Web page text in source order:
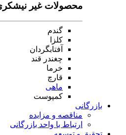
محصولات غیر
گندم
کلزا
آفتابگردان
چغندر قند
خرما
قارچ
ماهی
کمپوست
بازرگانی
مناقصه و مزایده
ارتباط با واحد بازرگانی